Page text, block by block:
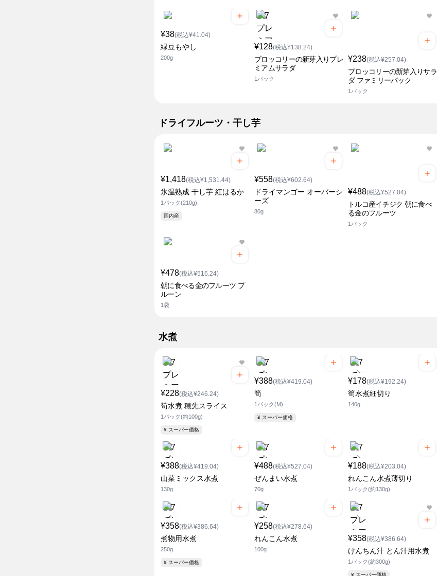
¥38(税込¥41.04)
緑豆もやし
200g
¥128(税込¥138.24)
ブロッコリーの新芽入りプレ
ミアムサラダ
1パック
¥238(税込¥257.04)
ブロッコリーの新芽入りサラ
ダ ファミリーパック
1パック
ドライフルーツ・干し芋
¥1,418(税込¥1,531.44)
氷温熟成 干し芋 紅はるか
1パック(210g)
国内産
¥558(税込¥602.64)
ドライマンゴー オーバーシ
ーズ
80g
¥488(税込¥527.04)
トルコ産イチジク 朝に食べ
る金のフルーツ
1パック
¥478(税込¥516.24)
朝に食べる金のフルーツ プ
ルーン
1袋
水煮
¥228(税込¥246.24)
筍水煮 穂先スライス
1パック(約100g)
¥ スーパー価格
¥388(税込¥419.04)
筍
1パック(M)
¥ スーパー価格
¥178(税込¥192.24)
筍水煮細切り
140g
¥388(税込¥419.04)
山菜ミックス水煮
130g
¥488(税込¥527.04)
ぜんまい水煮
70g
¥188(税込¥203.04)
れんこん水煮薄切り
1パック(約130g)
¥358(税込¥386.64)
煮物用水煮
250g
¥ スーパー価格
¥258(税込¥278.64)
れんこん水煮
100g
¥358(税込¥386.64)
けんちん汁 とん汁用水煮
1パック(約300g)
¥ スーパー価格